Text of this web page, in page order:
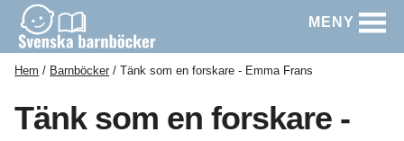
MENY
Hem Barnböcker Tänk som en forskare - Emma Frans
Tänk som en forskare -